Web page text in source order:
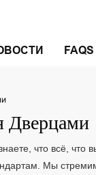
FAQS
что всё, что
Мы